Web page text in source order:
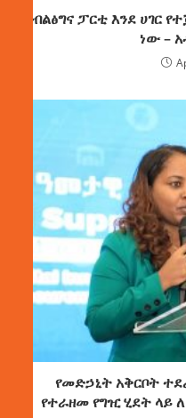
ብልፅግና ፓርቲ እንደ ሀገር
ነው –
የመድኃኒት አቅርቦት
የተራዘመ የግዢ ሂደት